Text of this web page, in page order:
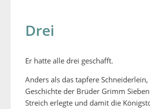
Drei
Er hatte alle drei geschafft.
Anders als das tapfere
Geschichte der Brüder Grimm
Streich erlegte und damit die